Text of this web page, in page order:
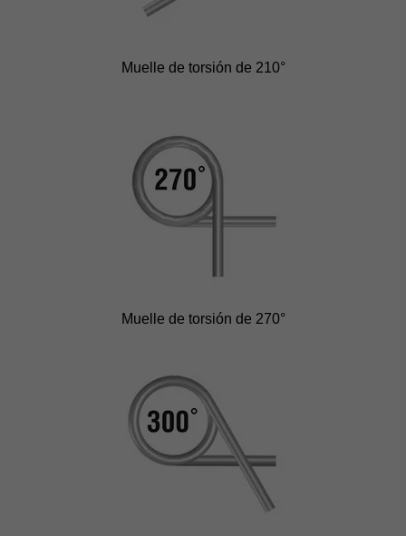
Muelle de torsión de 210°
Muelle de torsión de 270°